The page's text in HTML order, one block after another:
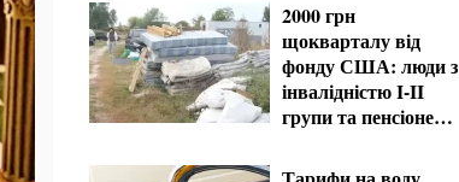
2000 грн
щокварталу від
фонду США: люди з
інвалідністю I-II
групи та пенсіонери
виплати